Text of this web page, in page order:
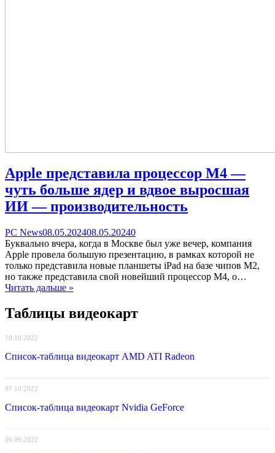
Apple представила процессор M4 —
чуть больше ядер и вдвое выросшая
ИИ — производительность
Categories
PC NewsPosted
on
08.05.202408.05.20240comments
on
Apple
представила
процессор
чуть
больше
вдвое
Буквально вчера, когда в Москве был уже вечер, компания
Apple провела большую презентацию, в рамках которой не
только представила новые планшеты iPad на базе чипов M2,
но также представила свой новейший процессор M4, о…
Читать дальше »
Таблицы видеокарт
10.10.2022
Список-таблица видеокарт AMD ATI Radeon
07.10.2022
Список-таблица видеокарт Nvidia GeForce
06.09.2022